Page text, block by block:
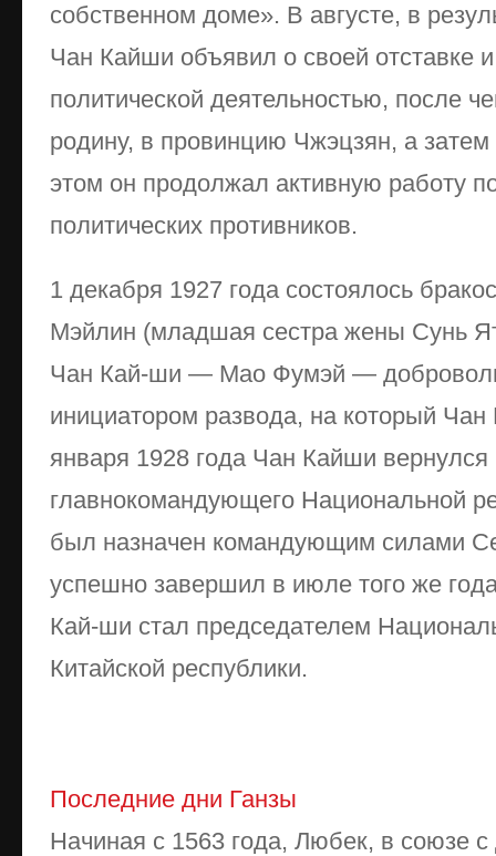
собственном доме». В августе, в
Чан Кайши объявил о своей отставке
политической деятельностью, после
родину, в провинцию Чжэцзян, а
этом он продолжал активную работу
политических противников.
1 декабря 1927 года состоялось
Мэйлин (младшая сестра жены Сунь
Чан Кай-ши — Мао Фумэй —
инициатором развода, на который
января 1928 года Чан Кайши вернулся
главнокомандующего Национальной
был назначен командующим силами
успешно завершил в июле того же
Кай-ши стал председателем
Китайской республики.
Последние дни Ганзы
Начиная с 1563 года, Любек, в союзе